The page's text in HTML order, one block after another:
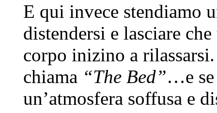
E qui invece stendiamo
distendersi e lasciare
corpo inizino a
chiama “The Bed”…e
un’atmosfera soffusa e